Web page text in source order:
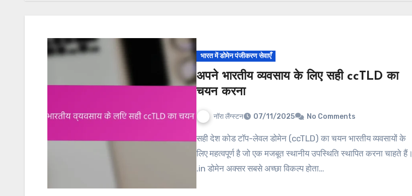
भारत में डोमेन पंजीकरण सेवाएँ
अपने भारतीय व्यवसाय के लिए सही ccTLD का
चयन करना
नॉरा लैंग्स्टन 07/11/2025 No Comments
सही देश कोड टॉप-लेवल डोमेन (ccTLD) का चयन भारतीय व्यवसायों के
लिए महत्वपूर्ण है जो एक मजबूत स्थानीय उपस्थिति स्थापित करना चाहते हैं।
.in डोमेन अक्सर सबसे अच्छा विकल्प होता…